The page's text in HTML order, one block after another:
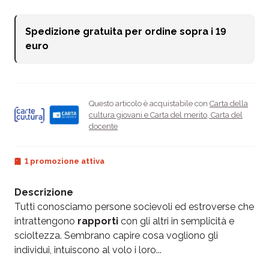
Spedizione gratuita per ordine sopra i 19
euro
Questo articolo è acquistabile con Carta della
cultura giovani e Carta del merito, Carta del
docente
1 promozione attiva
Descrizione
Tutti conosciamo persone socievoli ed estroverse che
intrattengono rapporti con gli altri in semplicità e
scioltezza. Sembrano capire cosa vogliono gli
individui, intuiscono al volo i loro...